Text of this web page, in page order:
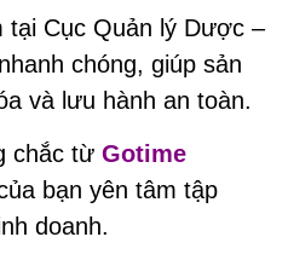
tại Cục Quản lý Dược –
chóng, giúp sản
và lưu hành an toàn.
chắc từ Gotime
bạn yên tâm tập
doanh.